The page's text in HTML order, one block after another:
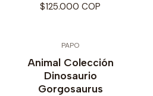
$125.000 COP
PAPO
Animal Colección
Dinosaurio
Gorgosaurus